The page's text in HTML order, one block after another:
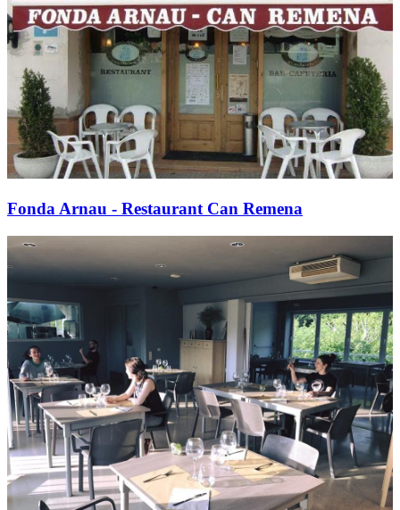
Fonda Arnau - Restaurant Can Remena